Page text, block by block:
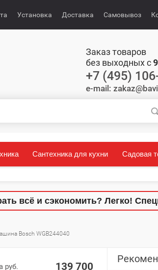
Установка Доставка Самовывоз
Заказ товаров
без выходных с9
+7 (495)
e-mail:
Сантехника для кухни Садовая
сэкономить? Легко!
Bosch WGB244040
руб. 139 700